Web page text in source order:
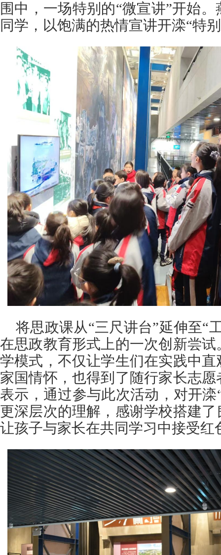
围中，一场特别的“微宣讲”开始
同学，以饱满的热情宣讲开滦“特
将思政课从“三尺讲台”延伸至“
在思政教育形式上的一次创新尝
学模式，不仅让学生们在实践中
家国情怀，也得到了随行家长志
表示，通过参与此次活动，对开
更深层次的理解，感谢学校搭建
让孩子与家长在共同学习中接受红